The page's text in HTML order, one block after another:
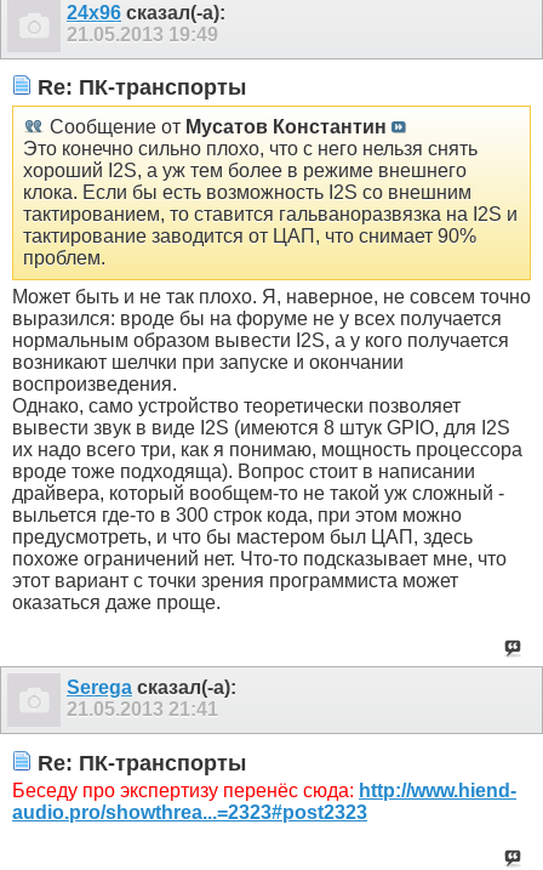
24x96 сказал(-а):
21.05.2013 19:49
Re: ПК-транспорты
Сообщение от Мусатов Константин
Это конечно сильно плохо, что с него нельзя снять
хороший I2S, а уж тем более в режиме внешнего
клока. Если бы есть возможность I2S со внешним
тактированием, то ставится гальваноразвязка на I2S и
тактирование заводится от ЦАП, что снимает 90%
проблем.
Может быть и не так плохо. Я, наверное, не совсем точно
выразился: вроде бы на форуме не у всех получается
нормальным образом вывести I2S, а у кого получается
возникают шелчки при запуске и окончании
воспроизведения.
Однако, само устройство теоретически позволяет
вывести звук в виде I2S (имеются 8 штук GPIO, для I2S
их надо всего три, как я понимаю, мощность процессора
вроде тоже подходяща). Вопрос стоит в написании
драйвера, который вообщем-то не такой уж сложный -
выльется где-то в 300 строк кода, при этом можно
предусмотреть, и что бы мастером был ЦАП, здесь
похоже ограничений нет. Что-то подсказывает мне, что
этот вариант с точки зрения программиста может
оказаться даже проще.
Serega сказал(-а):
21.05.2013 21:41
Re: ПК-транспорты
Беседу про экспертизу перенёс сюда: http://www.hiend-
audio.pro/showthrea...=2323#post2323